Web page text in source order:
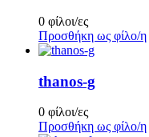
0 φίλοι/ες
Προσθήκη ως φίλο/η
thanos-g
0 φίλοι/ες
Προσθήκη ως φίλο/η